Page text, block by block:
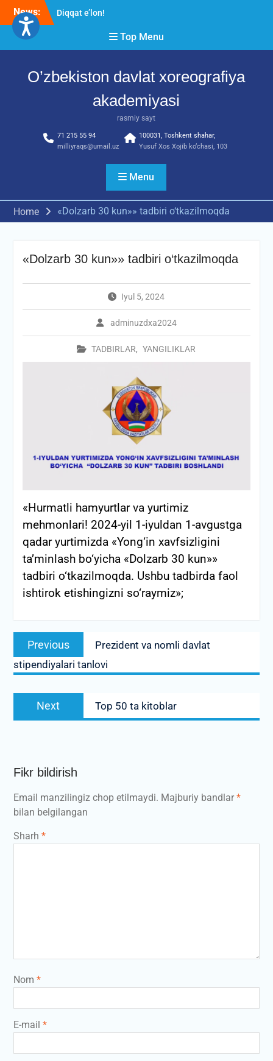
Skip
content
News:
Diqqat e’lon!
2026” tadbiri bo‘lib o‘tdi
RESPUBLIKA ILMIY-
Top Menu
O’zbekiston davlat xoreografiya
akademiyasi
rasmiy sayt
71 215 55 94
milliyraqs@umail.uz
100031, Toshkent shahar,
Yusuf Xos Xojib ko‘chasi, 103
Menu
Home «Dolzarb 30 kun»» tadbiri o‘tkazilmoqda
«Dolzarb 30 kun»» tadbiri o‘tkazilmoqda
Iyul 5, 2024
adminuzdxa2024
TADBIRLAR, YANGILIKLAR
«Hurmatli hamyurtlar va yurtimiz
mehmonlari! 2024-yil 1-iyuldan 1-avgustga
qadar yurtimizda «Yong‘in xavfsizligini
ta’minlash bo‘yicha «Dolzarb 30 kun»»
tadbiri o‘tkazilmoqda. Ushbu tadbirda faol
ishtirok etishingizni so‘raymiz»;
Post
menyusi
Previous
Previous
post:
Prezident va nomli davlat
stipendiyalari tanlovi
Next
post:
Top 50 ta kitoblar
Fikr bildirish
Email manzilingiz chop etilmaydi. Majburiy bandlar*
bilan belgilangan
Sharh *
Nom *
E-mail *